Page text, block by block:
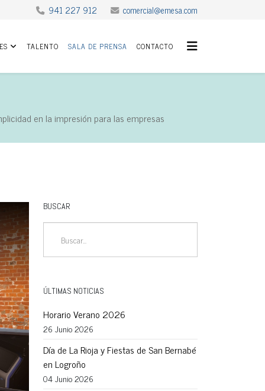
941 227 912 comercial@emesa.com
TALENTO SALA DE PRENSA CONTACTO
en la impresión para las empresas
BUSCAR
ÚLTIMAS NOTICIAS
Horario Verano 2026
26 Junio 2026
Día de La Rioja y Fiestas de San Bernabé
en Logroño
04 Junio 2026